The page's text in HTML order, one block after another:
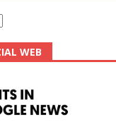
WEB